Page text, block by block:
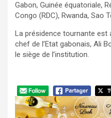
Gabon, Guinée équatoriale,
Congo (RDC), Rwanda, Sao
La présidence tournante est
chef de l’Etat gabonais, Ali
le siège de l’institution.